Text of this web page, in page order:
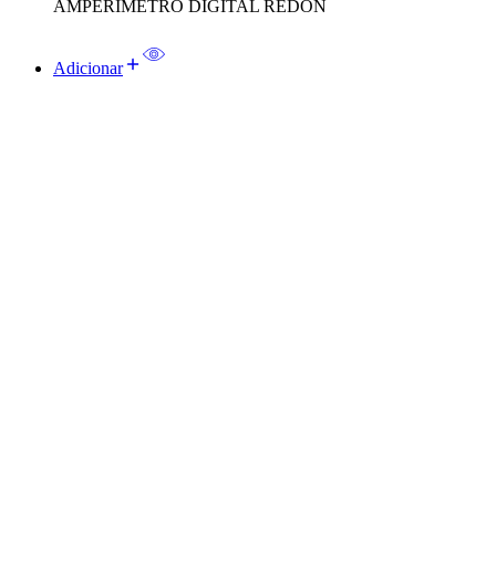
AMPERIMETRO DIGITAL REDON
Adicionar